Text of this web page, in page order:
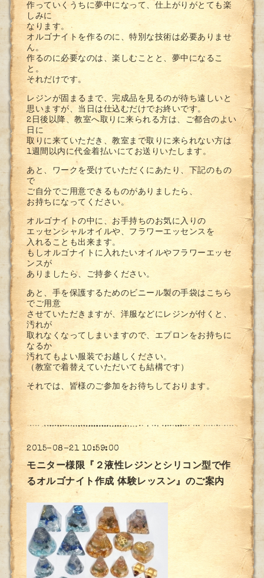
作っていくうちに夢中になって、仕上がりがとても楽
しみに
なります。
オルゴナイトを作るのに、特別な技術は必要ありませ
ん。
作るのに必要なのは、楽しむことと、夢中になるこ
と。
それだけです。
レジンが固まるまで、完成品を見るのが待ち遠しいと
思いますが、当日は仕込むだけでお終いです。
2日後以降、教室へ取りに来られる方は、ご都合のよい
日に
取りに来ていただき、教室まで取りに来られない方は
1週間以内に代金着払いにてお送りいたします。
あと、ワークを受けていただくにあたり、下記のもの
で
ご自分でご用意できるものがありましたら、
お持ちになってください。
オルゴナイトの中に、お手持ちのお気に入りの
エッセンシャルオイルや、フラワーエッセンスを
入れることも出来ます。
もしオルゴナイトに入れたいオイルやフラワーエッセ
ンスが
ありましたら、ご持参ください。
あと、手を保護するためのビニール製の手袋はこちら
でご用意
させていただきますが、洋服などにレジンが付くと、
汚れが
取れなくなってしまいますので、エプロンをお持ちに
なるか
汚れてもよい服装でお越しください。
（教室で着替えていただいても結構です）
それでは、皆様のご参加をお待ちしております。
2015-08-21 10:59:00
モニター様限『２液性レジンとシリコン型で作
るオルゴナイト作成 体験レッスン』のご案内